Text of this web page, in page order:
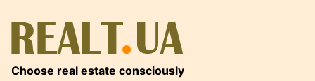
Choose real estate consciously